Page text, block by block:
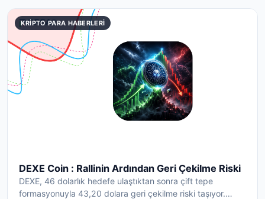
KRIPTO PARA HABERLERI
DEXE Coin : Rallinin Ardından Geri Çekilme Riski
DEXE, 46 dolarlık hedefe ulaştıktan sonra çift tepe
formasyonuyla 43,20 dolara geri çekilme riski taşıyor.